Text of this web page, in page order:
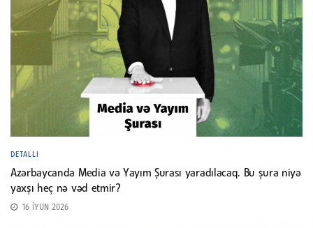
DETALLI
Azərbaycanda Media və Yayım Şurası yaradılacaq. Bu şura niyə
yaxşı heç nə vəd etmir?
16 İYUN 2026